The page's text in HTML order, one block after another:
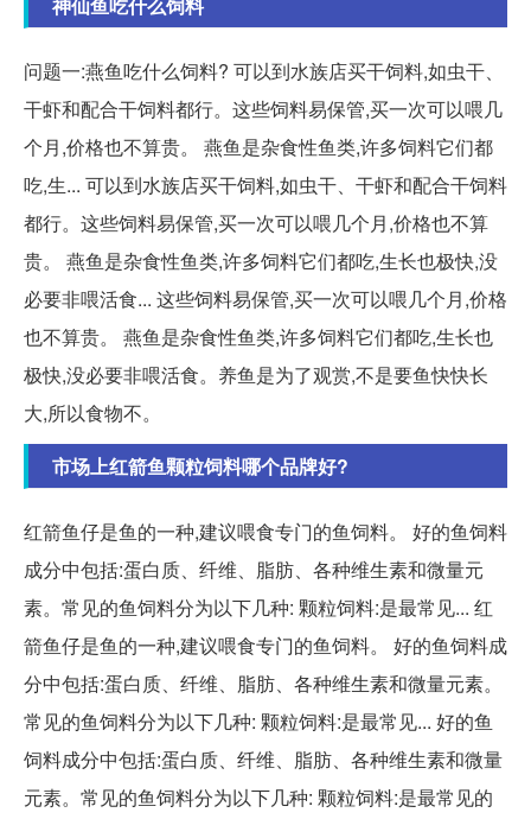
神仙鱼吃什么饲料
问题一:燕鱼吃什么饲料? 可以到水族店买干饲料,如虫干、
干虾和配合干饲料都行。这些饲料易保管,买一次可以喂几
个月,价格也不算贵。 燕鱼是杂食性鱼类,许多饲料它们都
吃,生... 可以到水族店买干饲料,如虫干、干虾和配合干饲料
都行。这些饲料易保管,买一次可以喂几个月,价格也不算
贵。 燕鱼是杂食性鱼类,许多饲料它们都吃,生长也极快,没
必要非喂活食... 这些饲料易保管,买一次可以喂几个月,价格
也不算贵。 燕鱼是杂食性鱼类,许多饲料它们都吃,生长也
极快,没必要非喂活食。养鱼是为了观赏,不是要鱼快快长
大,所以食物不。
市场上红箭鱼颗粒饲料哪个品牌好?
红箭鱼仔是鱼的一种,建议喂食专门的鱼饲料。 好的鱼饲料
成分中包括:蛋白质、纤维、脂肪、各种维生素和微量元
素。常见的鱼饲料分为以下几种: 颗粒饲料:是最常见... 红
箭鱼仔是鱼的一种,建议喂食专门的鱼饲料。 好的鱼饲料成
分中包括:蛋白质、纤维、脂肪、各种维生素和微量元素。
常见的鱼饲料分为以下几种: 颗粒饲料:是最常见... 好的鱼
饲料成分中包括:蛋白质、纤维、脂肪、各种维生素和微量
元素。常见的鱼饲料分为以下几种: 颗粒饲料:是最常见的